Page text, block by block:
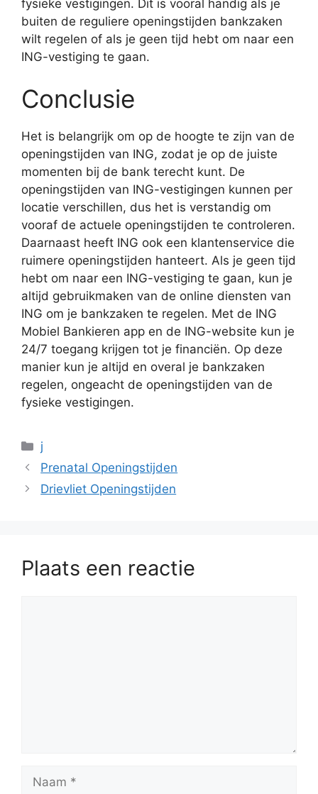
fysieke vestigingen. Dit is vooral handig als je
buiten de reguliere openingstijden bankzaken
wilt regelen of als je geen tijd hebt om naar een
ING-vestiging te gaan.
Conclusie
Het is belangrijk om op de hoogte te zijn van de
openingstijden van ING, zodat je op de juiste
momenten bij de bank terecht kunt. De
openingstijden van ING-vestigingen kunnen per
locatie verschillen, dus het is verstandig om
vooraf de actuele openingstijden te controleren.
Daarnaast heeft ING ook een klantenservice die
ruimere openingstijden hanteert. Als je geen tijd
hebt om naar een ING-vestiging te gaan, kun je
altijd gebruikmaken van de online diensten van
ING om je bankzaken te regelen. Met de ING
Mobiel Bankieren app en de ING-website kun je
24/7 toegang krijgen tot je financiën. Op deze
manier kun je altijd en overal je bankzaken
regelen, ongeacht de openingstijden van de
fysieke vestigingen.
Categorieën
j
Prenatal Openingstijden
Drievliet Openingstijden
Plaats een reactie
Naam